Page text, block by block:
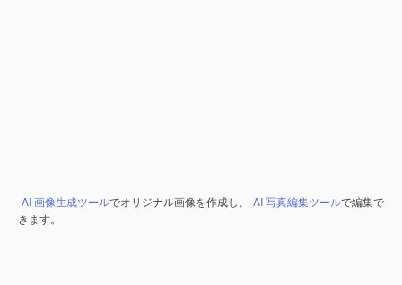
AI 画像生成ツールでオリジナル画像を作成し、 AI 写真編集ツールで編集で
きます。